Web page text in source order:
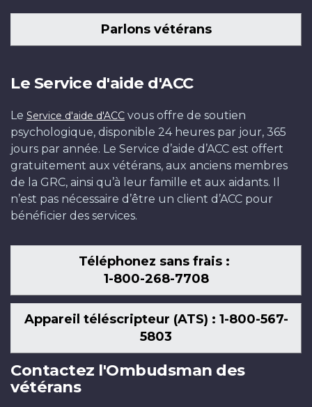
Parlons vétérans
Le Service d'aide d'ACC
Le Service d'aide d'ACC vous offre de soutien
psychologique, disponible 24 heures par jour, 365
jours par année. Le Service d’aide d’ACC est offert
gratuitement aux vétérans, aux anciens membres
de la GRC, ainsi qu’à leur famille et aux aidants. Il
n’est pas nécessaire d’être un client d’ACC pour
bénéficier des services.
Téléphonez sans frais :
1-800-268-7708
Appareil téléscripteur (ATS) : 1-800-567-
5803
Contactez l'Ombudsman des
vétérans